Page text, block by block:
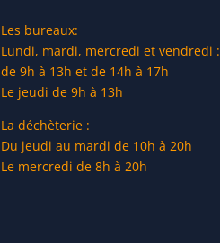
Les bureaux:
Lundi, mardi, mercredi et vendredi :
de 9h à 13h et de 14h à 17h
Le jeudi de 9h à 13h
La déchèterie :
Du jeudi au mardi de 10h à 20h
Le mercredi de 8h à 20h